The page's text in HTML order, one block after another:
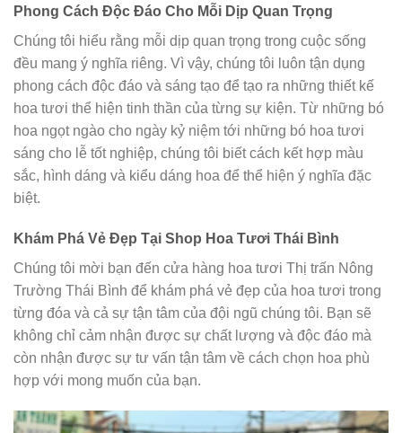
Phong Cách Độc Đáo Cho Mỗi Dịp Quan Trọng
Chúng tôi hiểu rằng mỗi dịp quan trọng trong cuộc sống
đều mang ý nghĩa riêng. Vì vậy, chúng tôi luôn tận dụng
phong cách độc đáo và sáng tạo để tạo ra những thiết kế
hoa tươi thể hiện tinh thần của từng sự kiện. Từ những bó
hoa ngọt ngào cho ngày kỷ niệm tới những bó hoa tươi
sáng cho lễ tốt nghiệp, chúng tôi biết cách kết hợp màu
sắc, hình dáng và kiểu dáng hoa để thể hiện ý nghĩa đặc
biệt.
Khám Phá Vẻ Đẹp Tại Shop Hoa Tươi Thái Bình
Chúng tôi mời bạn đến cửa hàng hoa tươi Thị trấn Nông
Trường Thái Bình để khám phá vẻ đẹp của hoa tươi trong
từng đóa và cả sự tận tâm của đội ngũ chúng tôi. Bạn sẽ
không chỉ cảm nhận được sự chất lượng và độc đáo mà
còn nhận được sự tư vấn tận tâm về cách chọn hoa phù
hợp với mong muốn của bạn.